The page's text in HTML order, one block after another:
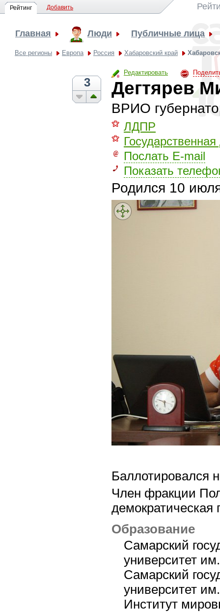
Рейтинг Добавить
Главная Люди Публичные лица
Все регионы Европа Россия Хабаровский край
Редактировать
3 Дегтярев
ВРИО
⚝ ЛДПР
⚝
Послать E-mail
Показать
Родился 10
Баллотировался
Член фракции
демократическая
Образование
Самарский
университет
Самарский
университет
Институт